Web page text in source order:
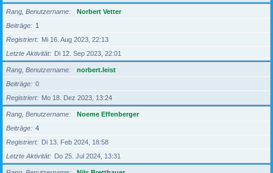
Rang, Benutzername
Norbert Vetter
Beiträge
1
Registriert
Mi 16. Aug 2023, 22:13
Letzte Aktivität
Di 12. Sep 2023, 22:01
Rang, Benutzername
norbert.leist
Beiträge
0
Registriert
Mo 18. Dez 2023, 13:24
Rang, Benutzername
Noeme Effenberger
Beiträge
4
Registriert
Di 13. Feb 2024, 18:58
Letzte Aktivität
Do 25. Jul 2024, 13:31